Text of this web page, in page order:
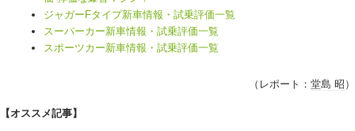
ジャガーFタイプ新車情報・試乗評価一覧
スーパーカー新車情報・試乗評価一覧
スポーツカー新車情報・試乗評価一覧
（レポート： 堂島 昭 ）
【オススメ記事】